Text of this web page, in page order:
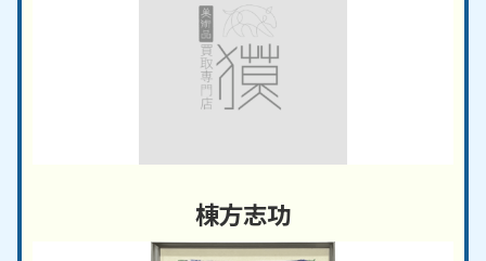
棟方志功